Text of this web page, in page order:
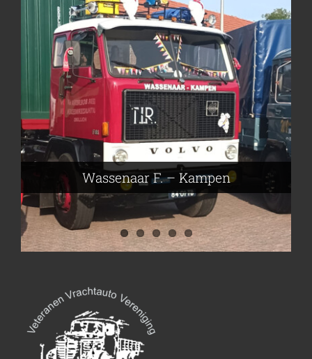
Wassenaar F. – Kampen
Nijmeier Erwin – Smilde
Frieling Koos – Klazienaveen
Hartog den Richard – Borculo
Leeuwen van Joop – Leek